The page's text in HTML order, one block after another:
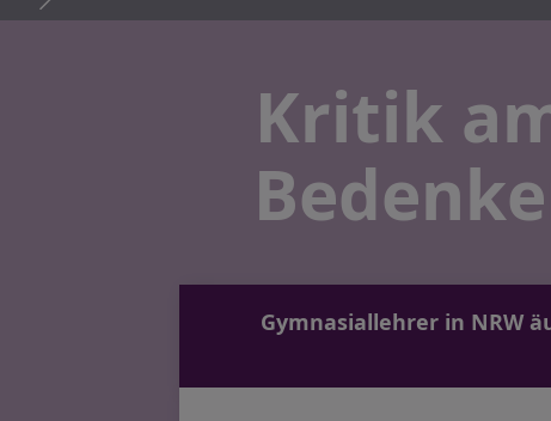
Kritik
Gymnasiallehrer in NRW